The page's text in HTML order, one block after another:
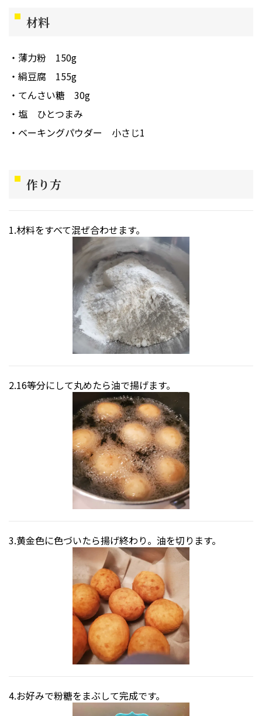
材料
薄力粉
150g
絹豆腐
155g
てんさい糖
30g
塩
ひとつまみ
ベーキングパウダー
小さじ1
作り方
材料をすべて混ぜ合わせます。
16等分にして丸めたら油で揚げます。
黄金色に色づいたら揚げ終わり。油を切ります。
お好みで粉糖をまぶして完成です。